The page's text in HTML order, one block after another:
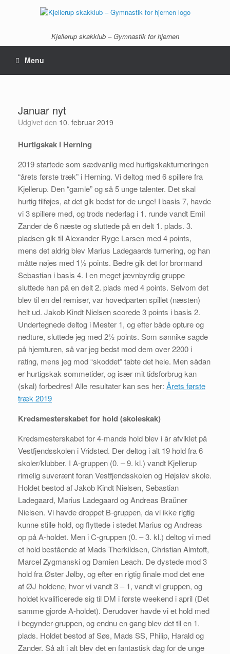
Kjellerup skakklub – Gymnastik for hjernen
Menu
Januar nyt
Udgivet den 10. februar 2019
Hurtigskak i Herning
2019 startede som sædvanlig med hurtigskakturneringen
“årets første træk” i Herning. Vi deltog med 6 spillere fra
Kjellerup. Den “gamle” og så 5 unge talenter. Det skal
hurtig tilføjes, at det gik bedst for de unge! I basis 7, havde
vi 3 spillere med, og trods nederlag i 1. runde vandt Emil
Zander de 6 næste og sluttede på en delt 1. plads. 3.
pladsen gik til Alexander Ryge Larsen med 4 points,
mens det aldrig blev Marius Ladegaards turnering, og han
måtte nøjes med 1½ points. Bedre gik det for brormand
Sebastian i basis 4. I en meget jævnbyrdig gruppe
sluttede han på en delt 2. plads med 4 points. Selvom det
blev til en del remiser, var hovedparten spillet (næsten)
helt ud. Jakob Kindt Nielsen scorede 3 points i basis 2.
Undertegnede deltog i Mester 1, og efter både opture og
nedture, sluttede jeg med 2½ points. Som sønnike sagde
på hjemturen, så var jeg bedst mod dem over 2200 i
rating, mens jeg mod “skoddet” tabte det hele. Men sådan
er hurtigskak sommetider, og især mit tidsforbrug kan
(skal) forbedres! Alle resultater kan ses her: Årets første
træk 2019
Kredsmesterskabet for hold (skoleskak)
Kredsmesterskabet for 4-mands hold blev i år afviklet på
Vestfjendsskolen i Vridsted. Der deltog i alt 19 hold fra 6
skoler/klubber. I A-gruppen (0. – 9. kl.) vandt Kjellerup
rimelig suverænt foran Vestfjendsskolen og Højslev skole.
Holdet bestod af Jakob Kindt Nielsen, Sebastian
Ladegaard, Marius Ladegaard og Andreas Braüner
Nielsen. Vi havde droppet B-gruppen, da vi ikke rigtig
kunne stille hold, og flyttede i stedet Marius og Andreas
op på A-holdet. Men i C-gruppen (0. – 3. kl.) deltog vi med
et hold bestående af Mads Therkildsen, Christian Almtoft,
Marcel Zygmanski og Damien Leach. De dystede mod 3
hold fra Øster Jølby, og efter en rigtig finale mod det ene
af ØJ holdene, hvor vi vandt 3 – 1, vandt vi gruppen, og
holdet kvalificerede sig til DM i første weekend i april (Det
samme gjorde A-holdet). Derudover havde vi et hold med
i begynder-gruppen, og endnu en gang blev det til en 1.
plads. Holdet bestod af Søs, Mads SS, Philip, Harald og
Zander. Så alt i alt blev det en fantastisk dag for de unge